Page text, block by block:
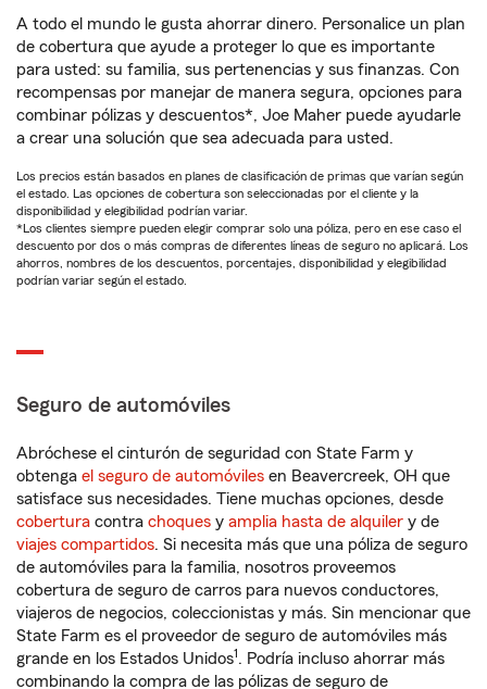
A todo el mundo le gusta ahorrar dinero. Personalice un plan
de cobertura que ayude a proteger lo que es importante
para usted: su familia, sus pertenencias y sus finanzas. Con
recompensas por manejar de manera segura, opciones para
combinar pólizas y descuentos*, Joe Maher puede ayudarle
a crear una solución que sea adecuada para usted.
Los precios están basados en planes de clasificación de primas que varían según
el estado. Las opciones de cobertura son seleccionadas por el cliente y la
disponibilidad y elegibilidad podrían variar.
*Los clientes siempre pueden elegir comprar solo una póliza, pero en ese caso el
descuento por dos o más compras de diferentes líneas de seguro no aplicará. Los
ahorros, nombres de los descuentos, porcentajes, disponibilidad y elegibilidad
podrían variar según el estado.
Seguro de automóviles
Abróchese el cinturón de seguridad con State Farm y
obtenga el seguro de automóviles en Beavercreek, OH que
satisface sus necesidades. Tiene muchas opciones, desde
cobertura contra choques y amplia hasta de alquiler y de
viajes compartidos. Si necesita más que una póliza de seguro
de automóviles para la familia, nosotros proveemos
cobertura de seguro de carros para nuevos conductores,
viajeros de negocios, coleccionistas y más. Sin mencionar que
State Farm es el proveedor de seguro de automóviles más
grande en los Estados Unidos1. Podría incluso ahorrar más
combinando la compra de las pólizas de seguro de